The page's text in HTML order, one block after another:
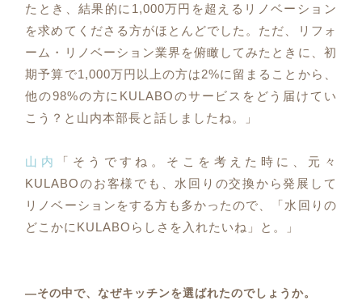
たとき、結果的に1,000万円を超えるリノベーション
を求めてくださる方がほとんどでした。ただ、リフォ
ーム・リノベーション業界を俯瞰してみたときに、初
期予算で1,000万円以上の方は2%に留まることから、
他の98%の方にKULABOのサービスをどう届けてい
こう？と山内本部長と話しましたね。」
山内
「そうですね。そこを考えた時に、元々
KULABOのお客様でも、水回りの交換から発展して
リノベーションをする方も多かったので、「水回りの
どこかにKULABOらしさを入れたいね」と。」
―その中で、なぜキッチンを選ばれたのでしょうか。